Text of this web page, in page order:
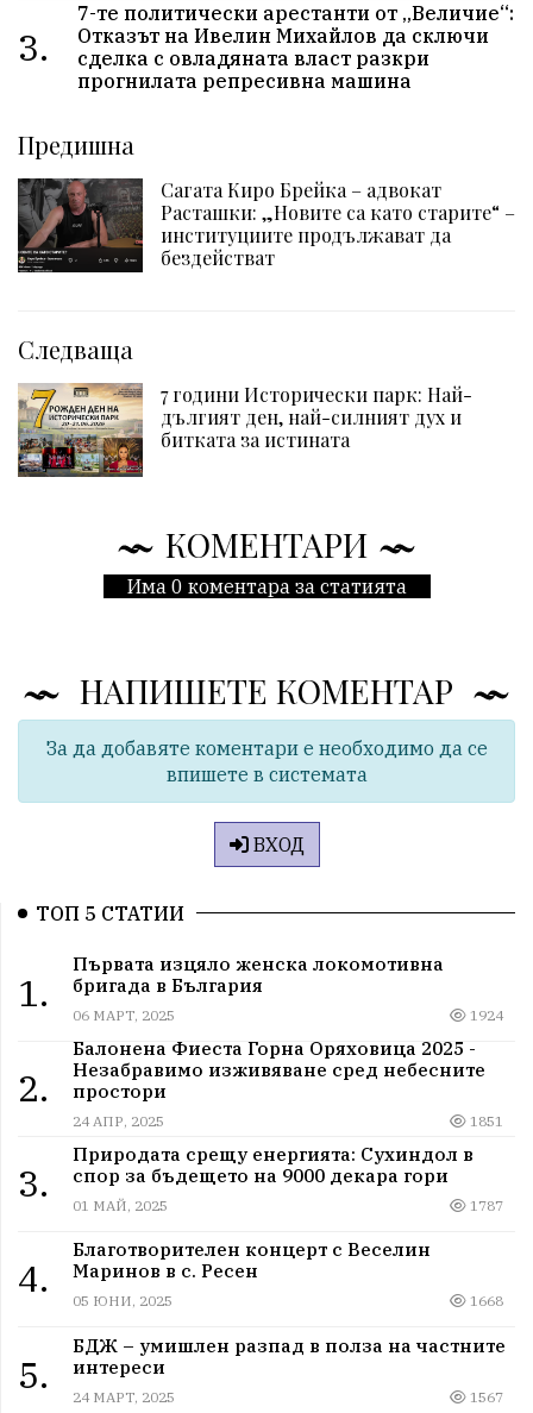
3.
7-те политически арестанти от „Величие“:
Отказът на Ивелин Михайлов да сключи
сделка с овладяната власт разкри
прогнилата репресивна машина
Предишна
Сагата Киро Брейка – адвокат
Расташки: „Новите са като старите“ –
институциите продължават да
бездействат
Следваща
7 години Исторически парк: Най-
дългият ден, най-силният дух и
битката за истината
КОМЕНТАРИ
Има 0 коментара за статията
НАПИШЕТЕ КОМЕНТАР
За да добавяте коментари е необходимо да се
впишете в системата
ВХОД
ТОП 5 СТАТИИ
1.
Първата изцяло женска локомотивна
бригада в България
06 МАРТ, 2025 1924
2.
Балонена Фиеста Горна Оряховица 2025 -
Незабравимо изживяване сред небесните
простори
24 АПР, 2025 1851
3.
Природата срещу енергията: Сухиндол в
спор за бъдещето на 9000 декара гори
01 МАЙ, 2025 1787
4.
Благотворителен концерт с Веселин
Маринов в с. Ресен
05 ЮНИ, 2025 1668
5.
БДЖ – умишлен разпад в полза на частните
интереси
24 МАРТ, 2025 1567